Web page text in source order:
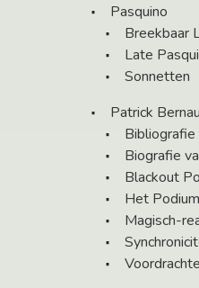
Pasquino
Breekbaar
Late
Sonnetten
Patrick
Bibliografie
Biografie
Blackout
Het
Magisch-